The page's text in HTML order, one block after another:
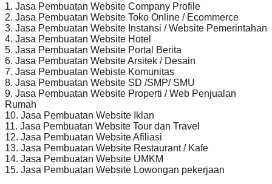
1. Jasa Pembuatan Website Company Profile
2. Jasa Pembuatan Website Toko Online / Ecommerce
3. Jasa Pembuatan Website Instansi / Website Pemerintahan
4. Jasa Pembuatan Website Hotel
5. Jasa Pembuatan Website Portal Berita
6. Jasa Pembuatan Website Arsitek / Desain
7. Jasa Pembuatan Webiste Komunitas
8. Jasa Pembuatan Website SD /SMP/ SMU
9. Jasa Pembuatan Website Properti / Web Penjualan
Rumah
10. Jasa Pembuatan Website Iklan
11. Jasa Pembuatan Website Tour dan Travel
12. Jasa Pembuatan Website Afiliasi
13. Jasa Pembuatan Website Restaurant / Kafe
14. Jasa Pembuatan Website UMKM
15. Jasa Pembuatan Website Lowongan pekerjaan